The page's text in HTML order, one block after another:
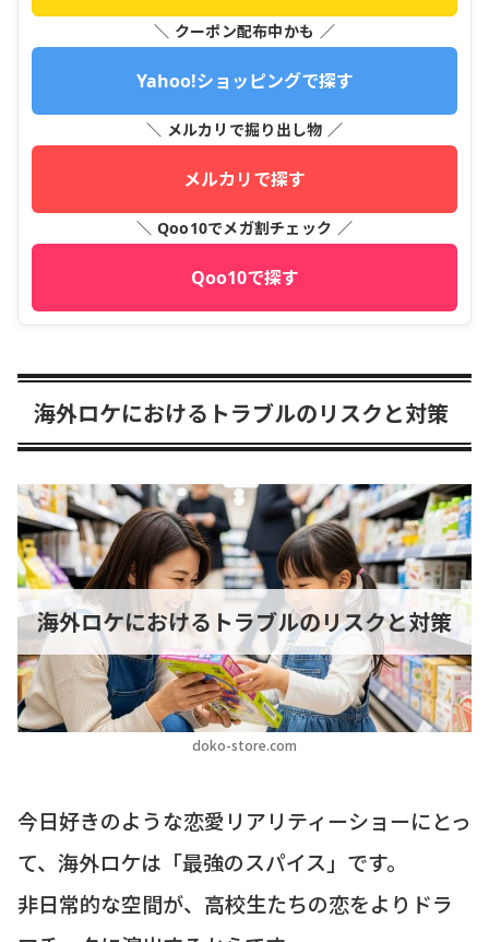
＼ クーポン配布中かも ／
Yahoo!ショッピングで探す
＼ メルカリで掘り出し物 ／
メルカリで探す
＼ Qoo10でメガ割チェック ／
Qoo10で探す
海外ロケにおけるトラブルのリスクと対策
doko-store.com
海外ロケにおけるトラブルのリスクと対策
今日好きのような恋愛リアリティーショーにとっ
て、海外ロケは「最強のスパイス」です。
非日常的な空間が、高校生たちの恋をよりドラ